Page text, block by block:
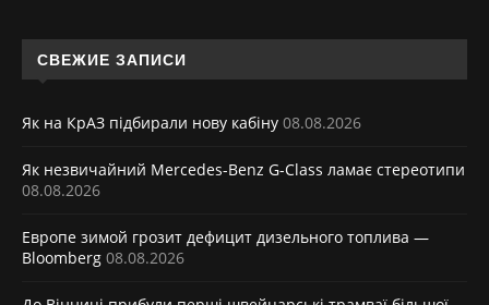
СВЕЖИЕ ЗАПИСИ
Як на КрАЗ підбирали нову кабіну 08.08.2026
Як незвичайний Mercedes-Benz G-Class ламає стереотипи
08.08.2026
Европе зимой грозит дефицит дизельного топлива —
Bloomberg 08.08.2026